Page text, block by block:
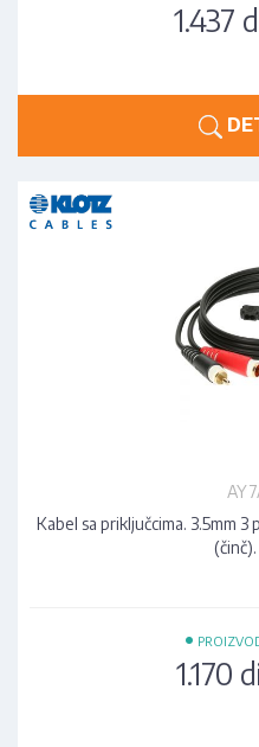
1.437
Kabel sa priključcima. 3.5mm
•
1.170